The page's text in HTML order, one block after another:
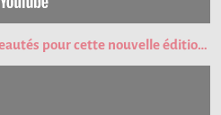
GRAND FORMAT : des nouveautés pour cette nouvelle édition du Passeport Gourmand !